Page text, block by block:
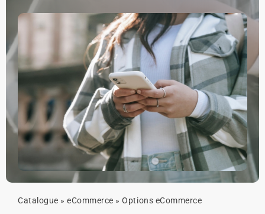
Catalogue »eCommerce »Options eCommerce